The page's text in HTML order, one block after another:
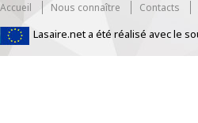
Accueil Nous connaître Contacts
Lasaire.net a été réalisé avec le
https://www.traditionrolex.com/33